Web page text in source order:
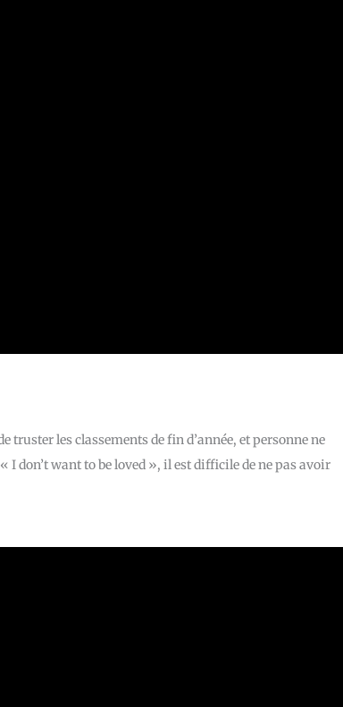
truster les classements de fin d’année, et personne ne
don’t want to be loved », il est difficile de ne pas avoir